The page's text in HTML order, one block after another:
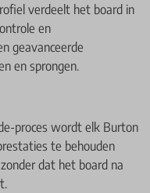
verdeelt het board in
en
geavanceerde
en sprongen.
proces wordt elk Burton
te behouden
dat het board na